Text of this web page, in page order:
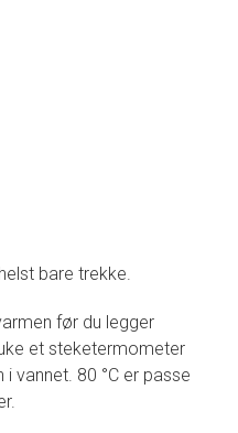
bare trekke.
før du legger
et steketermometer
vannet. 80 °C er passe